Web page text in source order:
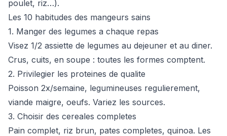
poulet, riz…).
Les 10 habitudes des mangeurs sains
1. Manger des legumes a chaque repas
Visez 1/2 assiette de legumes au dejeuner et au diner.
Crus, cuits, en soupe : toutes les formes comptent.
2. Privilegier les proteines de qualite
Poisson 2x/semaine, legumineuses regulierement,
viande maigre, oeufs. Variez les sources.
3. Choisir des cereales completes
Pain complet, riz brun, pates completes, quinoa. Les